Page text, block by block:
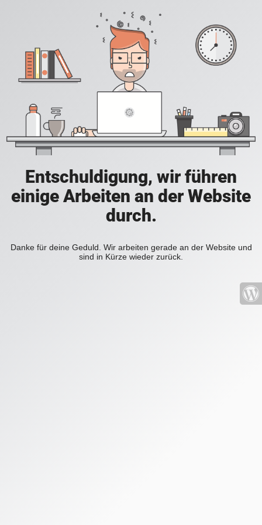
Entschuldigung, wir führen
einige Arbeiten an der Website
durch.
Danke für deine Geduld. Wir arbeiten gerade an der Website und
sind in Kürze wieder zurück.